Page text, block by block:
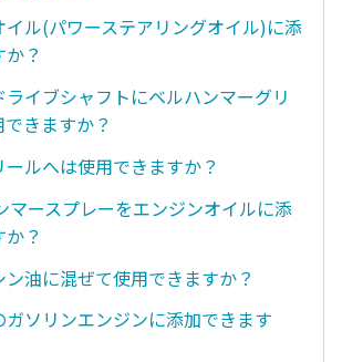
イル(パワーステアリングオイル)に添
？
ライブシャフトにベルハンマーグリ
きますか？
ルへは使用できますか？
マースプレーをエンジンオイルに添
？
油に混ぜて使用できますか？
ガソリンエンジンに添加できます